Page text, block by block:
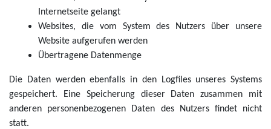
Internetseite gelangt
Websites, die vom System des Nutzers über unsere
Website aufgerufen werden
Übertragene Datenmenge
Die Daten werden ebenfalls in den Logfiles unseres Systems
gespeichert. Eine Speicherung dieser Daten zusammen mit
anderen personenbezogenen Daten des Nutzers findet nicht
statt.